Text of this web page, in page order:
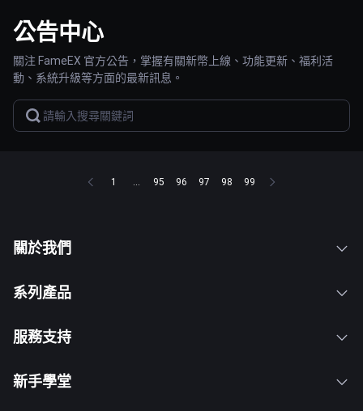
公告中心
關注 FameEX 官方公告，掌握有關新幣上線、功能更新、福利活
動、系統升級等方面的最新訊息。
1 ... 95 96 97 98 99
關於我們
系列產品
服務支持
新手學堂